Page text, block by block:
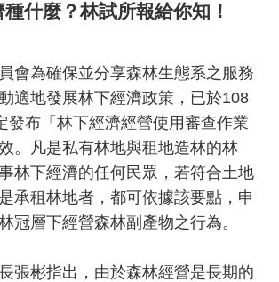
什麼？林試所報給你知！
會為確保並分享森林生態系之服務
適地發展林下經濟政策，已於108
發布「林下經濟經營使用審查作業
。凡是私有林地與租地造林的林
林下經濟的任何民眾，若符合土地
承租林地者，都可依據該要點，申
冠層下經營森林副產物之行為。
張彬指出，由於森林經營是長期的